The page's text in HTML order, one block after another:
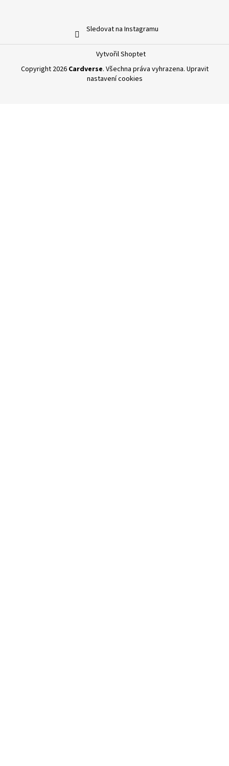
Sledovat na Instagramu
Vytvořil Shoptet
Copyright 2026 Cardverse. Všechna práva vyhrazena. Upravit
nastavení cookies